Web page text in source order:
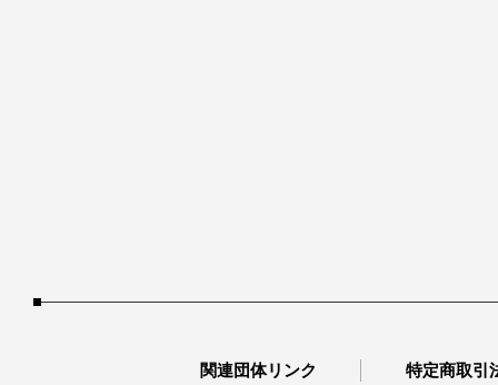
関連団体リンク 特定商取引